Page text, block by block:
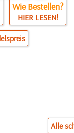
Wie Bestellen?
HIER LESEN!
Alle